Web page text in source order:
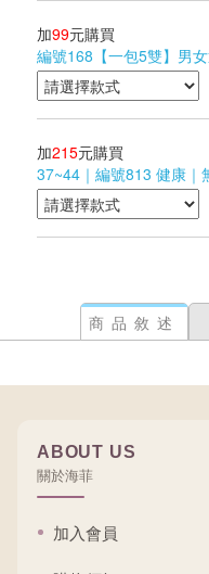
加99元購買
編號168【一包5雙】男
加215元購買
37~44｜編號813 健康｜
商品敘述